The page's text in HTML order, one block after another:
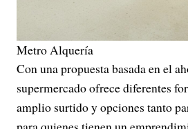
Metro Alquería
Con una propuesta basada en el
supermercado ofrece diferentes
amplio surtido y opciones tanto